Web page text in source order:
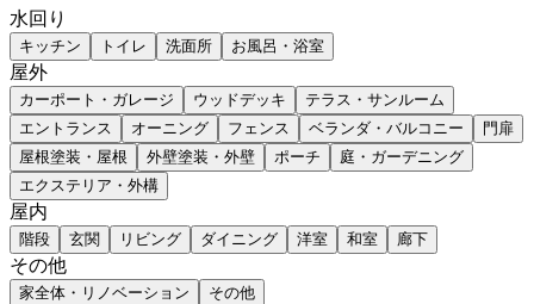
水回り
キッチン トイレ 洗面所 お風呂・浴室
屋外
カーポート・ガレージ ウッドデッキ
テラス・サンルーム
エントランス
オーニング フェンス ベランダ・バルコニー
門扉
屋根塗装・屋根
外壁塗装・外壁 ポーチ
庭・ガーデニング
エクステリア・外構
屋内
階段 玄関 リビング ダイニング 洋室 和室 廊下
その他
家全体・リノベーション その他